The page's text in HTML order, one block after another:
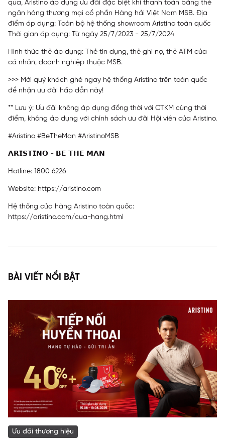
qua, Aristino áp dụng ưu đãi đặc biệt khi thanh toán bằng thẻ
ngân hàng thương mại cổ phần Hàng hải Việt Nam MSB. Địa
điểm áp dụng: Toàn bộ hệ thống showroom Aristino toàn quốc
Thời gian áp dụng: Từ ngày 25/7/2023 - 25/7/2024
Hình thức thẻ áp dụng: Thẻ tín dụng, thẻ ghi nợ, thẻ ATM của
cá nhân, doanh nghiệp thuộc MSB.
>>> Mời quý khách ghé ngay hệ thống Aristino trên toàn quốc
để nhận ưu đãi hấp dẫn này!
** Lưu ý: Ưu đãi không áp dụng đồng thời với CTKM cùng thời
điểm, không áp dụng với chính sách ưu đãi Hội viên của Aristino.
#Aristino #BeTheMan #AristinoMSB
𝗔𝗥𝗜𝗦𝗧𝗜𝗡𝗢 - 𝗕𝗘 𝗧𝗛𝗘 𝗠𝗔𝗡
Hotline: 1800 6226
Website: https://aristino.com
Hệ thống cửa hàng Aristino toàn quốc:
https://aristino.com/cua-hang.html
BÀI VIẾT NỔI BẬT
Ưu đãi thương hiệu